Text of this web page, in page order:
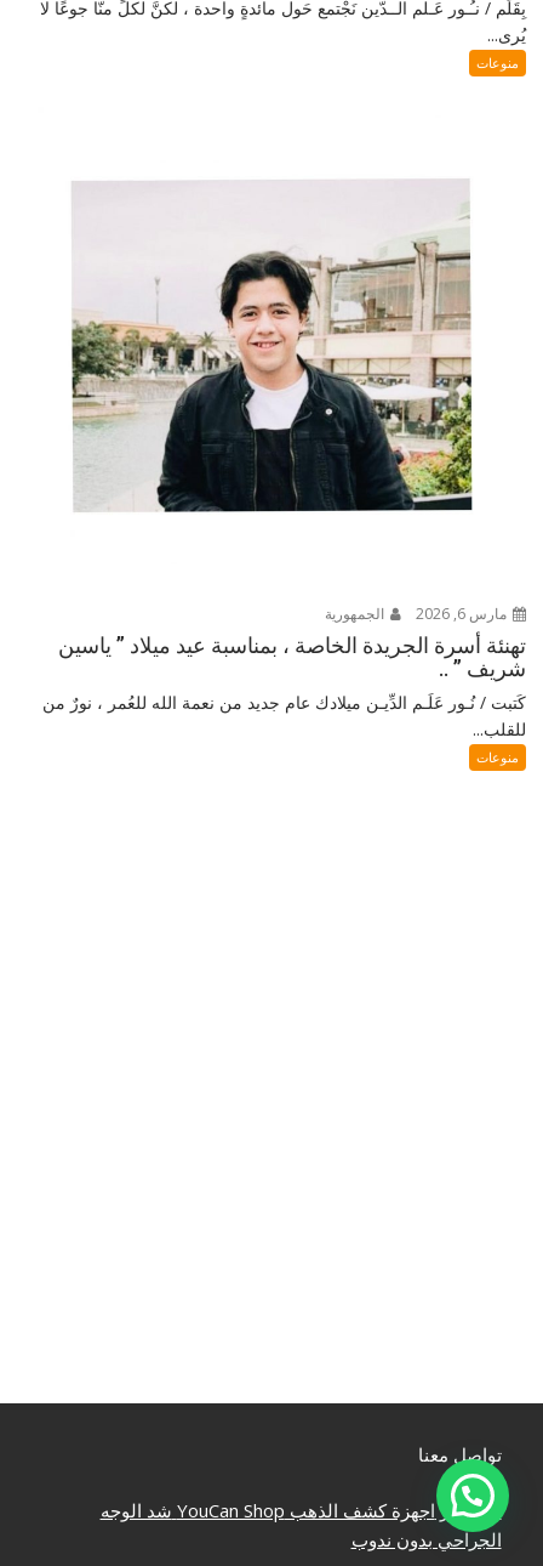
بِقَلَم / نـُـور عَـلم الــدّين نَجْتمع حَول مائدةٍ واحدة ، لكنَّ لكلٍّ منّا جوعًا لا
يُرى...
منوعات
مارس 6, 2026 الجمهورية
تهنئة أسرة الجريدة الخاصة ، بمناسبة عيد ميلاد ” ياسين
شريف ” ..
كَتبت / نُـور عَلَـم الدِّيـن ميلادك عام جديد من نعمة الله للعُمر ، نورٌ من
للقلب...
منوعات
تواصل معنا
مينا نيوزاجهزة كشف الذهب YouCan Shop شد الوجه
الجراحي بدون ندوب